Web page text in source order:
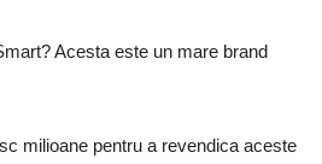
Acesta este un mare brand
milioane pentru a revendica aceste